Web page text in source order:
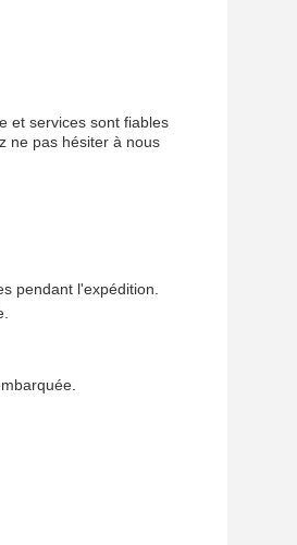
et services sont fiables
ne pas hésiter à nous
pendant l'expédition.